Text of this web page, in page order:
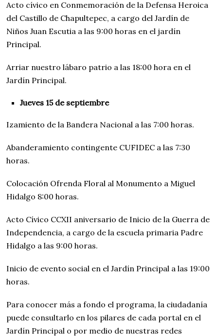
Acto cívico en Conmemoración de la Defensa Heroica
del Castillo de Chapultepec, a cargo del Jardín de
Niños Juan Escutia a las 9:00 horas en el jardín
Principal.
Arriar nuestro lábaro patrio a las 18:00 hora en el
Jardín Principal.
Jueves 15 de septiembre
Izamiento de la Bandera Nacional a las 7:00 horas.
Abanderamiento contingente CUFIDEC a las 7:30
horas.
Colocación Ofrenda Floral al Monumento a Miguel
Hidalgo 8:00 horas.
Acto Cívico CCXII aniversario de Inicio de la Guerra de
Independencia, a cargo de la escuela primaria Padre
Hidalgo a las 9:00 horas.
Inicio de evento social en el Jardín Principal a las 19:00
horas.
Para conocer más a fondo el programa, la ciudadanía
puede consultarlo en los pilares de cada portal en el
Jardín Principal o por medio de nuestras redes